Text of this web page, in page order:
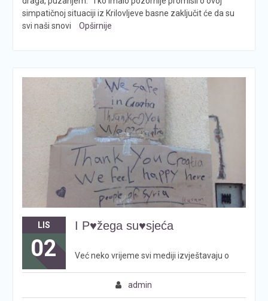
simpatičnoj situaciji iz Krilovljeve basne zaključit će da su
svi naši snovi
Opširnije
LIS
02
I P♥žega su♥sjeća
admin
Već neko vrijeme svi mediji izvještavaju o